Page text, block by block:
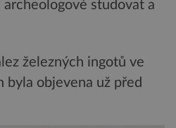
studovat a
železných ingotů ve
byla objevena už před